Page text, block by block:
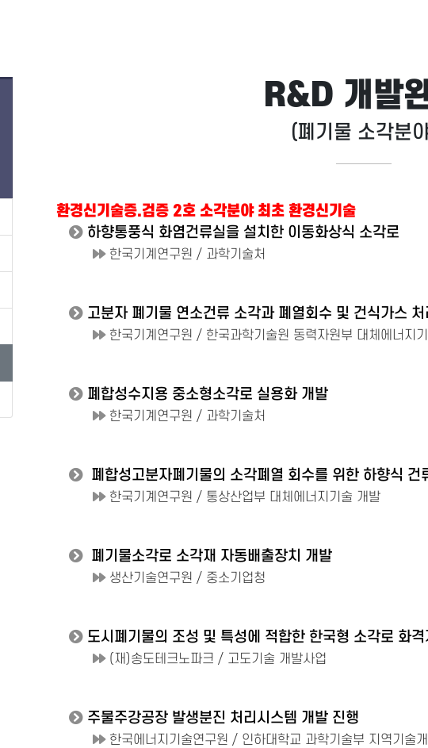
R&D 개발
(폐기물 소각분
환경신기술증.검증 2호 소각분야 최초 환경신기술
하향통풍식 화염건류실을 설치한 이동화상식 소각로
한국기계연구원 / 과학기술처
고분자 폐기물 연소건류 소각과 폐열회수 및 건식가스
한국기계연구원 / 한국과학기술원 동력자원부 대체에너지
폐합성수지용 중소형소각로 실용화 개발
한국기계연구원 / 과학기술처
폐합성고분자폐기물의 소각폐열 회수를 위한 하향식 건
한국기계연구원 / 통상산업부 대체에너지기술 개발
폐기물소각로 소각재 자동배출장치 개발
생산기술연구원 / 중소기업청
도시폐기물의 조성 및 특성에 적합한 한국형 소각로 화
(재)송도테크노파크 / 고도기술 개발사업
주물주강공장 발생분진 처리시스템 개발 진행
한국에너지기술연구원 / 인하대학교 과학기술부 지역기술